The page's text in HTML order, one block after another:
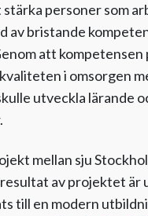
personer som
av bristande
att kompetensen
i omsorgen
utveckla lärande
mellan sju
av projektet är
till en modern